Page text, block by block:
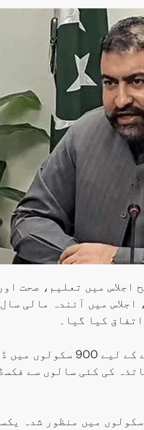
اجلاس میں تعلیم، صحت
اجلاس میں آئندہ مالی
کیا گیا۔
اجلاس میں صوبے میں شرح
کی کئی سالوں سے
میں منظور شدہ
سنٹرل ایشیا
اورعلاقائی
اتفاق
جولائی 25, 2026